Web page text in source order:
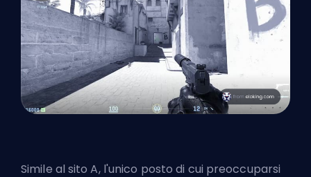
Simile al sito A, l'unico posto di cui preoccuparsi